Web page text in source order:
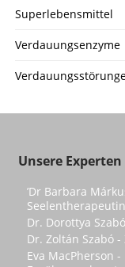
Superlebensmittel
Verdauungsenzyme
Unsere Experten
’Dr Barbara
Dr. Dorottya
Dr. Zoltán Szabó
Eva MacPherson